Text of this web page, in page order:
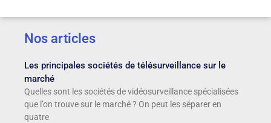
Nos articles
Les principales sociétés de télésurveillance sur le
marché
Quelles sont les sociétés de vidéosurveillance spécialisées
que l’on trouve sur le marché ? On peut les séparer en
quatre